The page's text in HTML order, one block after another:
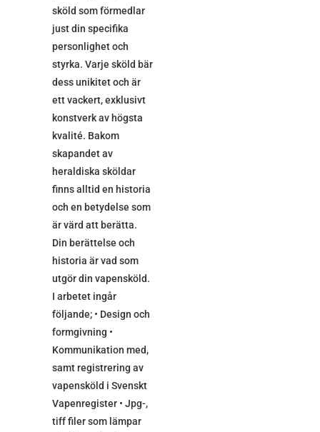
sköld som förmedlar
just din specifika
personlighet och
styrka. Varje sköld bär
dess unikitet och är
ett vackert, exklusivt
konstverk av högsta
kvalité. Bakom
skapandet av
heraldiska sköldar
finns alltid en historia
och en betydelse som
är värd att berätta.
Din berättelse och
historia är vad som
utgör din vapensköld.
I arbetet ingår
följande; • Design och
formgivning •
Kommunikation med,
samt registrering av
vapensköld i Svenskt
Vapenregister • Jpg-,
tiff filer som lämpar